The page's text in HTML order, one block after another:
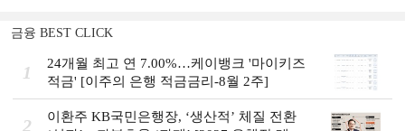
금융 BEST CLICK
1
24개월 최고 연 7.00%…케이뱅크 '마이키즈
적금' [이주의 은행 적금금리-8월 2주]
2
이환주 KB국민은행장, ‘생산적’ 체질 전환